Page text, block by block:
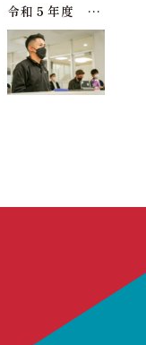
令和５年度 第１期社員総会